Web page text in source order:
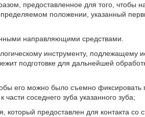
предоставленное для того, чтобы
положении, указанный
направляющими средствами.
инструменту, подлежащему
подготовке для дальнейшей
его можно было съемно фиксировать
соседнего зуба указанного зуба;
предоставлен для контакта со